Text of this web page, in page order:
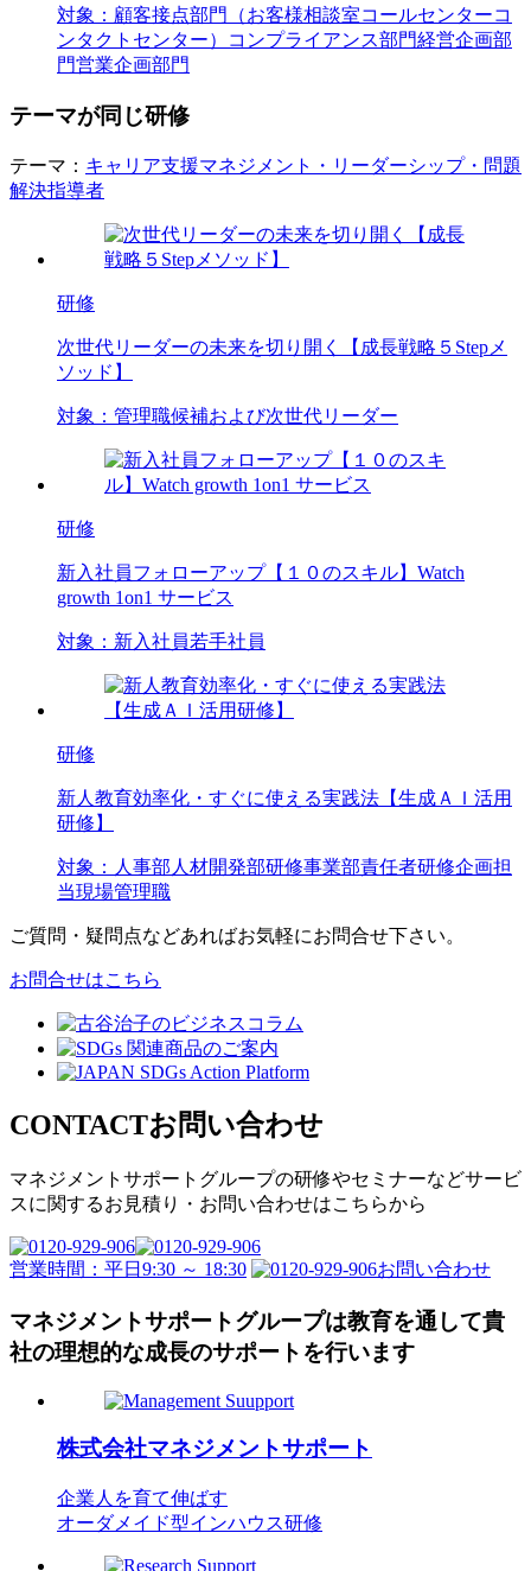
対象： 顧客接点部門（お客様相談室コールセンターコ
ンタクトセンター）
コンプライアンス部門経営企画部
門営業企画部門
テーマが同じ研修
テーマ： キャリア支援マネジメント・リーダーシップ・問題
解決指導者
研修
次世代リーダーの未来を切り開く【成長戦略５Stepメ
ソッド】
対象： 管理職候補および次世代リーダー
研修
新入社員フォローアップ【１０のスキル】Watch
growth 1on1 サービス
対象： 新入社員若手社員
研修
新人教育効率化・すぐに使える実践法【生成ＡＩ活用
研修】
対象： 人事部 人材開発部研修事業部責任者研修企画担
当現場管理職
ご質問・疑問点などあればお気軽にお問合せ下さい。
お問合せはこちら
CONTACTお問い合わせ
マネジメントサポートグループの研修やセミナーなどサービ
スに関するお見積り・ お問い合わせはこちらから
営業時間：平日9:30 ～ 18:30 お問い合わせ
マネジメントサポートグループは教育を通して貴
社の理想的な成長のサポートを行います
株式会社マネジメントサポート
企業人を育て伸ばす
オーダメイド型インハウス研修